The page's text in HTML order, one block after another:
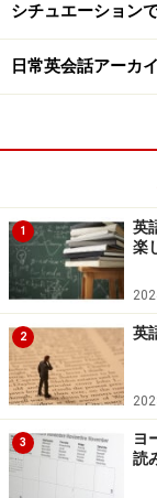
シチュエーション
日常英会話アーカ
1
英
楽
2 英
3
ヨ
読